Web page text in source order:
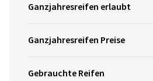
Ganzjahresreifen erlaubt
Ganzjahresreifen Preise
Gebrauchte Reifen